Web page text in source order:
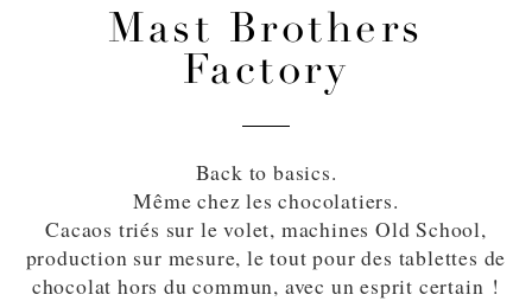
Mast Brothers
Factory
Back to basics.
Même chez les chocolatiers.
Cacaos triés sur le volet, machines Old School,
production sur mesure, le tout pour des tablettes de
chocolat hors du commun, avec un esprit certain !